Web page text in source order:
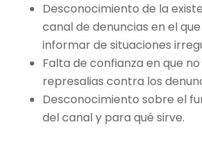
Desconocimiento de la
canal de denuncias en el
informar de situaciones
Falta de confianza en que
represalias contra los
Desconocimiento sobre el
del canal y para qué sirve.